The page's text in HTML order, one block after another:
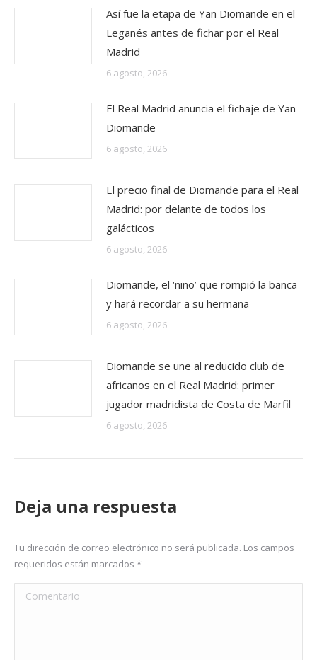
Así fue la etapa de Yan Diomande en el
Leganés antes de fichar por el Real
Madrid
6 agosto, 2026
El Real Madrid anuncia el fichaje de Yan
Diomande
6 agosto, 2026
El precio final de Diomande para el Real
Madrid: por delante de todos los
galácticos
6 agosto, 2026
Diomande, el ‘niño’ que rompió la banca
y hará recordar a su hermana
6 agosto, 2026
Diomande se une al reducido club de
africanos en el Real Madrid: primer
jugador madridista de Costa de Marfil
6 agosto, 2026
Deja una respuesta
Tu dirección de correo electrónico no será publicada. Los campos
requeridos están marcados *
Comentario